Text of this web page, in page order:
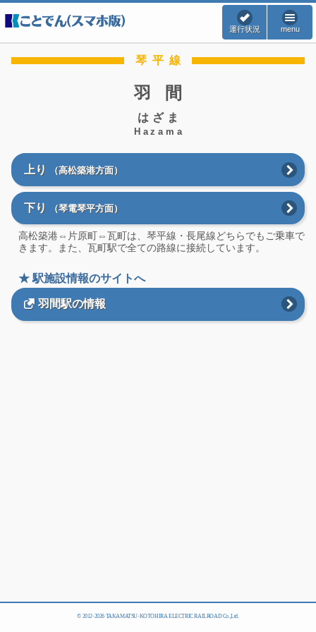
運行状況 menu
琴平線
羽間
はざま
Hazama
上り （高松築港方面）
下り （琴電琴平方面）
高松築港⇔片原町⇔瓦町は、琴平線・長尾線どちらでもご乗車で
きます。また、瓦町駅で全ての路線に接続しています。
★ 駅施設情報のサイトへ
羽間駅の情報
© 2012-2026 TAKAMATSU-KOTOHIRA ELECTRIC RAILROAD Co.,Ltd.